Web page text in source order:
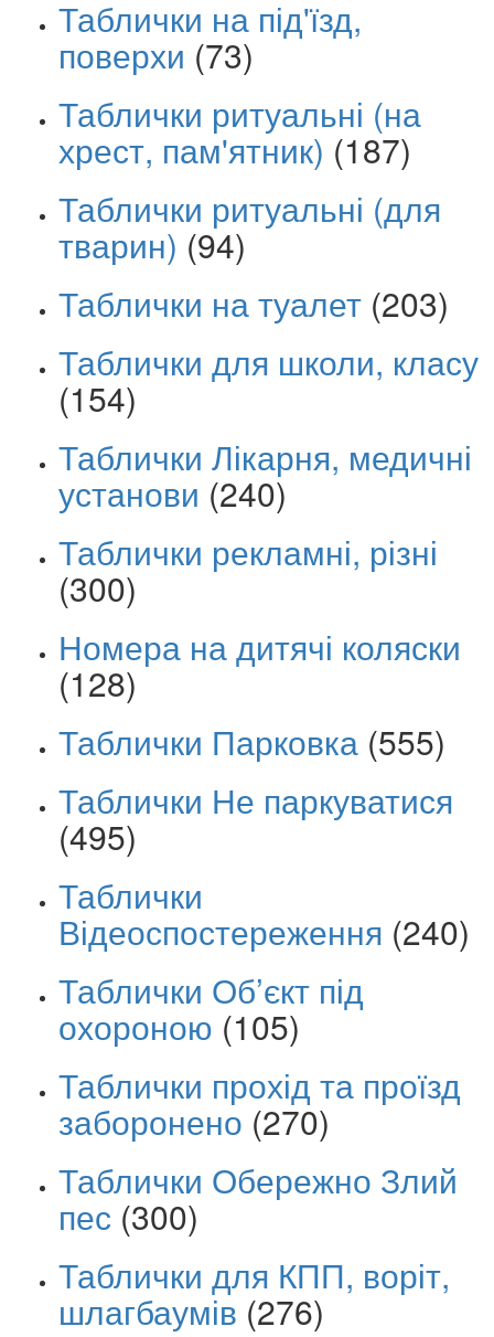
Таблички на під'їзд,
поверхи (73)
Таблички ритуальні (на
хрест, пам'ятник) (187)
Таблички ритуальні (для
тварин) (94)
Таблички на туалет (203)
Таблички для школи, класу
(154)
Таблички Лікарня, медичні
установи (240)
Таблички рекламні, різні
(300)
Номера на дитячі коляски
(128)
Таблички Парковка (555)
Таблички Не паркуватися
(495)
Таблички
Відеоспостереження (240)
Таблички Об’єкт під
охороною (105)
Таблички прохід та проїзд
заборонено (270)
Таблички Обережно Злий
пес (300)
Таблички для КПП, воріт,
шлагбаумів (276)